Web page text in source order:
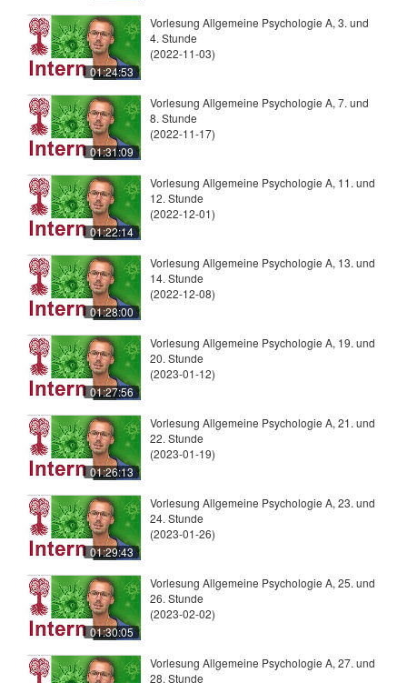
01:24:53
Vorlesung Allgemeine Psychologie A, 3. und
4. Stunde
(2022-11-03)
01:31:09
Vorlesung Allgemeine Psychologie A, 7. und
8. Stunde
(2022-11-17)
01:22:14
Vorlesung Allgemeine Psychologie A, 11. und
12. Stunde
(2022-12-01)
01:28:00
Vorlesung Allgemeine Psychologie A, 13. und
14. Stunde
(2022-12-08)
01:27:56
Vorlesung Allgemeine Psychologie A, 19. und
20. Stunde
(2023-01-12)
01:26:13
Vorlesung Allgemeine Psychologie A, 21. und
22. Stunde
(2023-01-19)
01:29:43
Vorlesung Allgemeine Psychologie A, 23. und
24. Stunde
(2023-01-26)
01:30:05
Vorlesung Allgemeine Psychologie A, 25. und
26. Stunde
(2023-02-02)
Vorlesung Allgemeine Psychologie A, 27. und
28. Stunde